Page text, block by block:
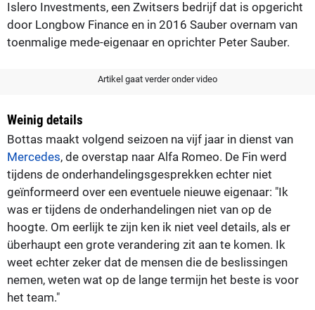
Islero Investments, een Zwitsers bedrijf dat is opgericht
door Longbow Finance en in 2016 Sauber overnam van
toenmalige mede-eigenaar en oprichter Peter Sauber.
Artikel gaat verder onder video
Weinig details
Bottas maakt volgend seizoen na vijf jaar in dienst van
Mercedes, de overstap naar Alfa Romeo. De Fin werd
tijdens de onderhandelingsgesprekken echter niet
geïnformeerd over een eventuele nieuwe eigenaar: "Ik
was er tijdens de onderhandelingen niet van op de
hoogte. Om eerlijk te zijn ken ik niet veel details, als er
überhaupt een grote verandering zit aan te komen. Ik
weet echter zeker dat de mensen die de beslissingen
nemen, weten wat op de lange termijn het beste is voor
het team."